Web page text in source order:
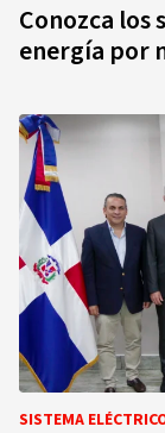
Conozca
energía por
SISTEMA